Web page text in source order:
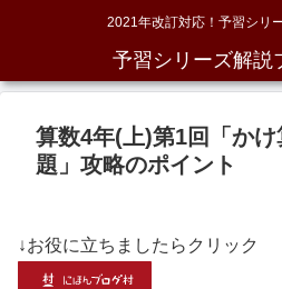
2021年改訂対応！予習シリ
予習シリーズ解説
算数4年(上)第1回「か
題」攻略のポイント
↓お役に立ちましたらクリック